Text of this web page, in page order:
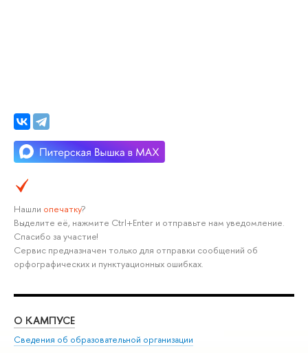
Нашли опечатку?
Выделите её, нажмите Ctrl+Enter и отправьте нам уведомление.
Спасибо за участие!
Сервис предназначен только для отправки сообщений об
орфографических и пунктуационных ошибках.
О КАМПУСЕ
Сведения об образовательной организации